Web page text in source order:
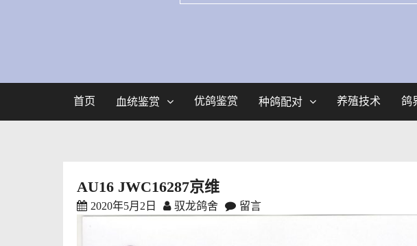
首页 血统鉴赏 优鸽鉴赏 种鸽配对 养殖技术 鸽
AU16 JWC16287京维
2020年5月2日 驭龙鸽舍 留言